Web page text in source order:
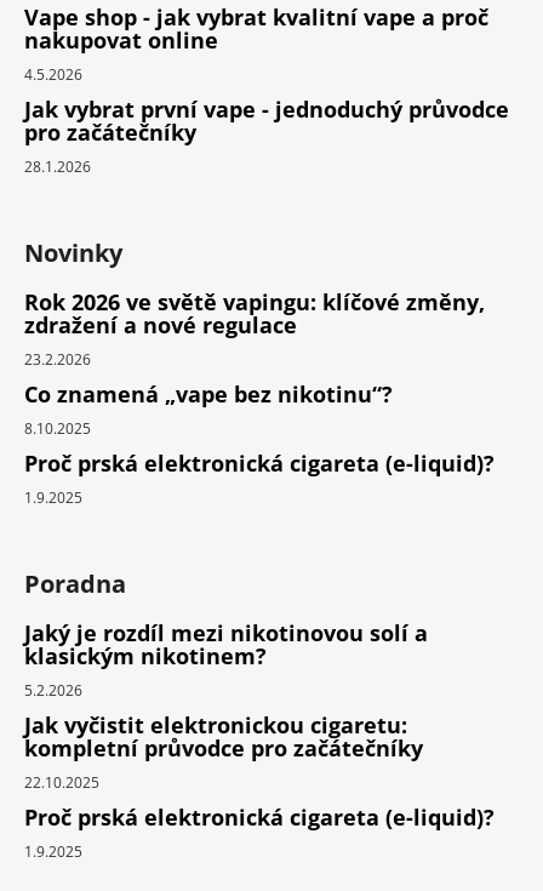
Vape shop - jak vybrat kvalitní vape a proč
nakupovat online
4.5.2026
Jak vybrat první vape - jednoduchý průvodce
pro začátečníky
28.1.2026
Novinky
Rok 2026 ve světě vapingu: klíčové změny,
zdražení a nové regulace
23.2.2026
Co znamená „vape bez nikotinu“?
8.10.2025
Proč prská elektronická cigareta (e-liquid)?
1.9.2025
Poradna
Jaký je rozdíl mezi nikotinovou solí a
klasickým nikotinem?
5.2.2026
Jak vyčistit elektronickou cigaretu:
kompletní průvodce pro začátečníky
22.10.2025
Proč prská elektronická cigareta (e-liquid)?
1.9.2025